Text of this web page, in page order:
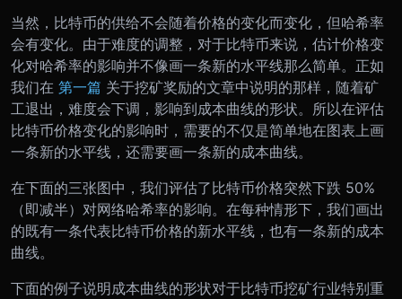
当然，比特币的供给不会随着价格的变化而变化，但哈希率
会有变化。由于难度的调整，对于比特币来说，估计价格变
化对哈希率的影响并不像画一条新的水平线那么简单。正如
我们在 第一篇 关于挖矿奖励的文章中说明的那样，随着矿
工退出，难度会下调，影响到成本曲线的形状。所以在评估
比特币价格变化的影响时，需要的不仅是简单地在图表上画
一条新的水平线，还需要画一条新的成本曲线。
在下面的三张图中，我们评估了比特币价格突然下跌 50%
（即减半）对网络哈希率的影响。在每种情形下，我们画出
的既有一条代表比特币价格的新水平线，也有一条新的成本
曲线。
下面的例子说明成本曲线的形状对于比特币挖矿行业特别重